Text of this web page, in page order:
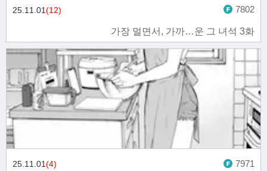
가장 멀면서, 가까…운 그 녀석 3화
25.11.01(12) 7802
25.11.01(4) 7971